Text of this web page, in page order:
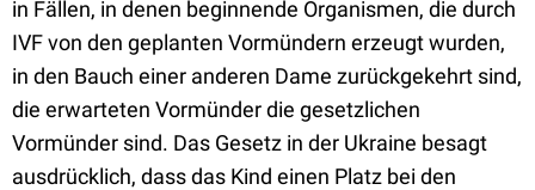
in Fällen, in denen beginnende Organismen, die durch
IVF von den geplanten Vormündern erzeugt wurden,
in den Bauch einer anderen Dame zurückgekehrt sind,
die erwarteten Vormünder die gesetzlichen
Vormünder sind. Das Gesetz in der Ukraine besagt
ausdrücklich, dass das Kind einen Platz bei den